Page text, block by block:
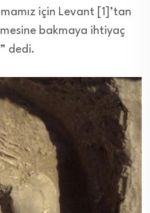
için Levant [1]’tan
bakmaya ihtiyaç
dedi.